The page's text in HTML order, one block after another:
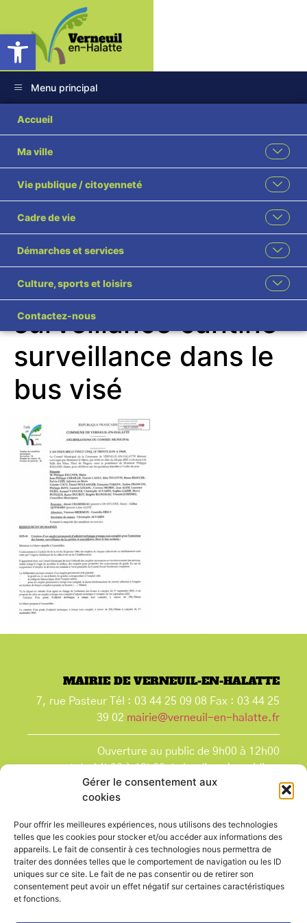
Ouvrir la barre d’outils
Gérer le consentement aux
cookies
Pour offrir les meilleures expériences, nous utilisons des technologies
telles que les cookies pour stocker et/ou accéder aux informations des
appareils. Le fait de consentir à ces technologies nous permettra de
traiter des données telles que le comportement de navigation ou les ID
uniques sur ce site. Le fait de ne pas consentir ou de retirer son
consentement peut avoir un effet négatif sur certaines caractéristiques
et fonctions.
Menu principal
Accueil
Ma ville
Vie publique / citoyenneté
Cadre de vie
Démarches et services
Culture, sports et loisirs
Contactez-nous
2025 41 Création
d’un emploi
permanent d’adjoint
technique à temps
non-complet pour
l’entretien locaux
surveillance cantine
surveillance dans le
bus visé
MAIRIE DE VERNEUIL-EN-HALATTE
7, rue Pasteur Tél : 03 44 25 09 08 Fax : 03 44 25
39 02 mairie@verneuil-en-halatte.fr
Ouverture au public de 9h00 à 12h00
et de 14h00 à 18h00 du lundi après-midi au
vendredi,
et le samedi de 9h00 à 12h00.
que les jours fériés.